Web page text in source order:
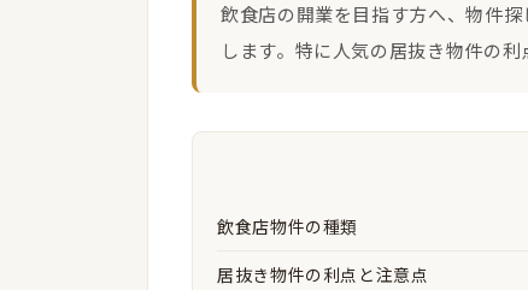
飲食店の開業を目指す方へ、物件
します。特に人気の居抜き物件の
飲食店物件の種類
居抜き物件の利点と注意点